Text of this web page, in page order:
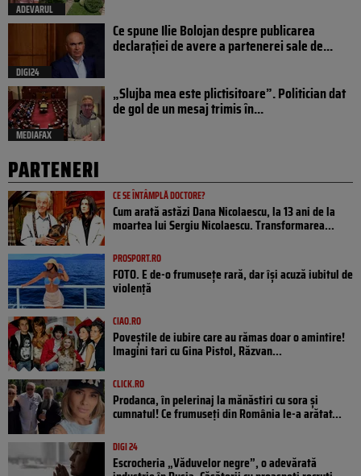
ADEVARUL
DIGI24
Ce spune Ilie Bolojan despre publicarea
declarației de avere a partenerei sale de...
MEDIAFAX
„Slujba mea este plictisitoare”. Politician dat
de gol de un mesaj trimis în...
PARTENERI
CE SE ÎNTÂMPLĂ DOCTORE?
Cum arată astăzi Dana Nicolaescu, la 13 ani de la
moartea lui Sergiu Nicolaescu. Transformarea...
PROSPORT.RO
FOTO. E de-o frumusețe rară, dar își acuză iubitul de
violență
CIAO.RO
Poveştile de iubire care au rămas doar o amintire!
Imagini tari cu Gina Pistol, Răzvan...
CLICK.RO
Prodanca, în pelerinaj la mănăstiri cu sora și
cumnatul! Ce frumuseți din România le-a arătat...
DIGI 24
Escrocheria „Văduvelor negre”, o adevărată